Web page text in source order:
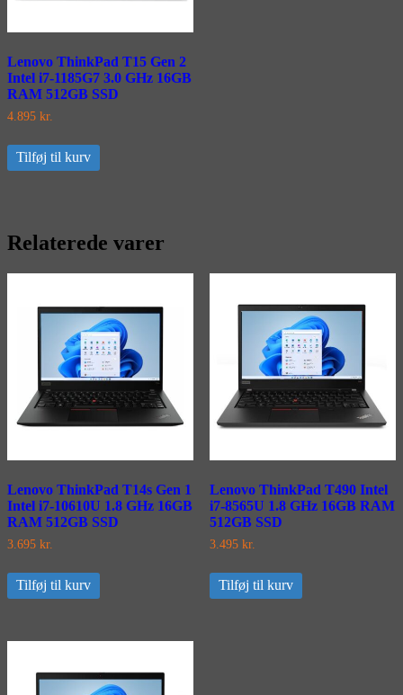
Lenovo ThinkPad T15 Gen 2
Intel i7-1185G7 3.0 GHz 16GB
RAM 512GB SSD
4.895 kr.
Tilføj til kurv
Relaterede varer
Lenovo ThinkPad T14s Gen 1
Intel i7-10610U 1.8 GHz 16GB
RAM 512GB SSD
3.695 kr.
Tilføj til kurv
Lenovo ThinkPad T490 Intel
i7-8565U 1.8 GHz 16GB RAM
512GB SSD
3.495 kr.
Tilføj til kurv